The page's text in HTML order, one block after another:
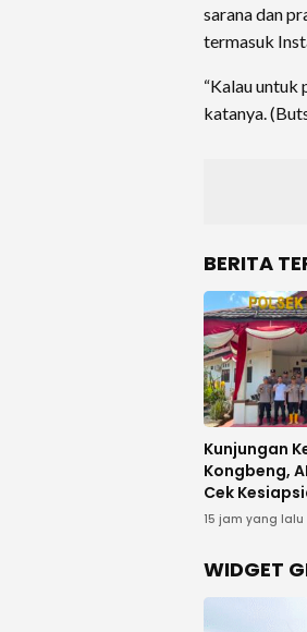
sarana dan
termasuk
“Kalau untuk
katanya.
BERITA
Kunjungan
Kongbeng,
Cek
Personel
15 jam yang lalu
WIDGET